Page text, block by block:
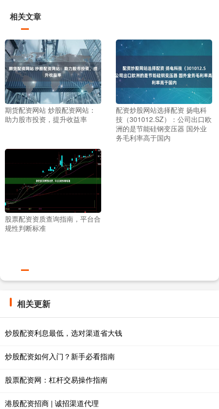
相关文章
期货配资网站 炒股配资网站：
助力股市投资，提升收益率
配资炒股网站选择配资 扬电科
技（301012.SZ）：公司出口欧
洲的是节能硅钢变压器 国外业
务毛利率高于国内
股票配资资质查询指南，平台合
规性判断标准
相关更新
炒股配资利息最低，选对渠道省大钱
炒股配资如何入门？新手必看指南
股票配资网：杠杆交易操作指南
港股配资招商 | 诚招渠道代理